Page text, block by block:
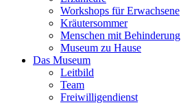
Workshops für Erwachsene
Kräutersommer
Menschen mit Behinderung
Museum zu Hause
Das Museum
Leitbild
Team
Freiwilligendienst